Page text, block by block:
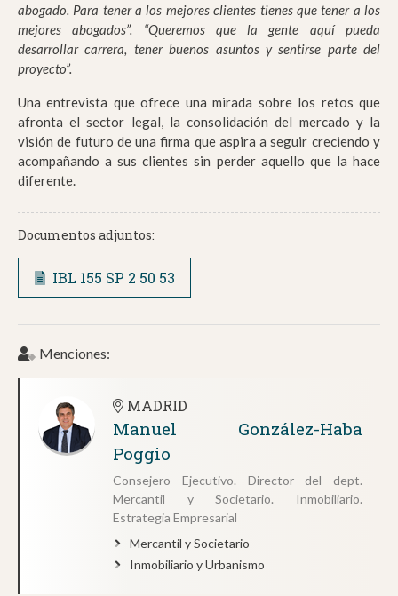
abogado. Para tener a los mejores clientes tienes que tener a los
mejores abogados”. “Queremos que la gente aquí pueda
desarrollar carrera, tener buenos asuntos y sentirse parte del
proyecto”.
Una entrevista que ofrece una mirada sobre los retos que
afronta el sector legal, la consolidación del mercado y la
visión de futuro de una firma que aspira a seguir creciendo y
acompañando a sus clientes sin perder aquello que la hace
diferente.
Documentos adjuntos:
IBL 155 SP 2 50 53
Menciones:
MADRID
Manuel González-Haba
Poggio
Consejero Ejecutivo. Director del dept.
Mercantil y Societario. Inmobiliario.
Estrategia Empresarial
Mercantil y Societario
Inmobiliario y Urbanismo